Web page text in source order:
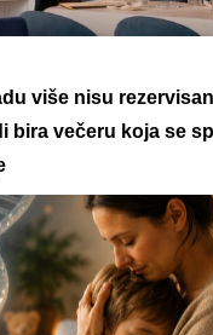
više nisu
bira večeru koja se